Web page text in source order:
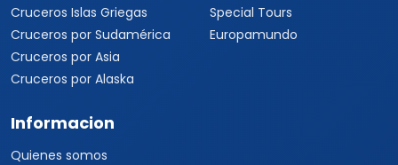
Cruceros Islas Griegas
Cruceros por Sudamérica
Cruceros por Asia
Cruceros por Alaska
Special Tours
Europamundo
Informacion
Quienes somos